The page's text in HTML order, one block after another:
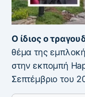
Ο ίδιος ο
θέμα της
στην εκπομπή
Σεπτέμβριο του